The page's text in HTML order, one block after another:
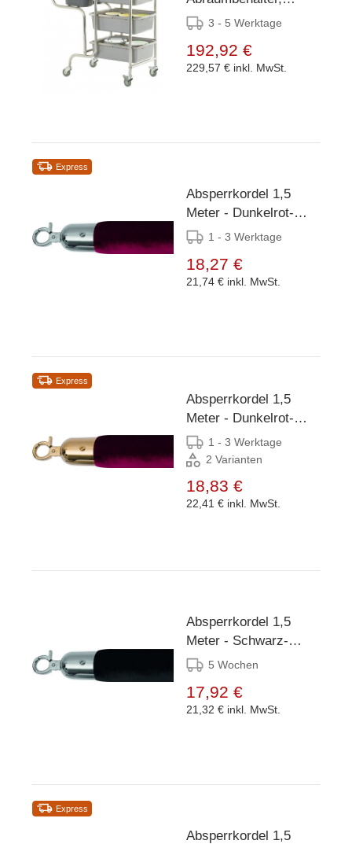
1060x580x (H)
3 - 5 Werktage
192,92 €
229,57 € inkl. MwSt.
Express
Absperrkordel 1,5
Meter - Dunkelrot-
Chrom1 - 3 Werktage
18,27 €
21,74 € inkl. MwSt.
Express
Absperrkordel 1,5
Meter - Dunkelrot-
Gold1 - 3 Werktage
2 Varianten
18,83 €
22,41 € inkl. MwSt.
Absperrkordel 1,5
Meter - Schwarz-
Chrom5 Wochen
17,92 €
21,32 € inkl. MwSt.
Express
Absperrkordel 1,5